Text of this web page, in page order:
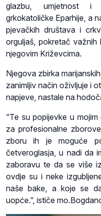
glazbu, umjetnost i
grkokatoličke Eparhije, a
pjevačkih društava i
orguljaš, pokretač važnih
njegovim Križevcima.
Njegova zbirka
zanimljiv način oživljuje i
napjeve, nastale na
“Te su popijevke u
za profesionalne
zboru ih je moguće
četveroglasja, u nadi da
zaboravu te da se više
ovdje su i neke
naše bake, a koje se
uopće.”, ističe